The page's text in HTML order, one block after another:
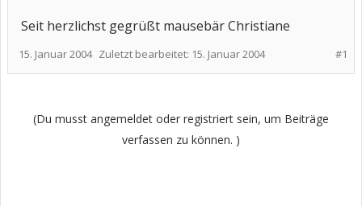
Seit herzlichst gegrüßt mausebär Christiane
#1
15. Januar 2004 Zuletzt bearbeitet: 15. Januar 2004
(Du musst angemeldet oder registriert sein, um Beiträge
verfassen zu können. )